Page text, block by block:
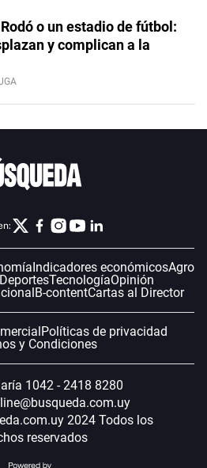
o un estadio de fútbol:
y complican a la
Indicadores económicosAgro
DeportesTecnologíaOpinión
B-contentCartas al Director
Políticas de privacidad
y Condiciones
1042 - 2418 8280
2024 Todos los
reservados